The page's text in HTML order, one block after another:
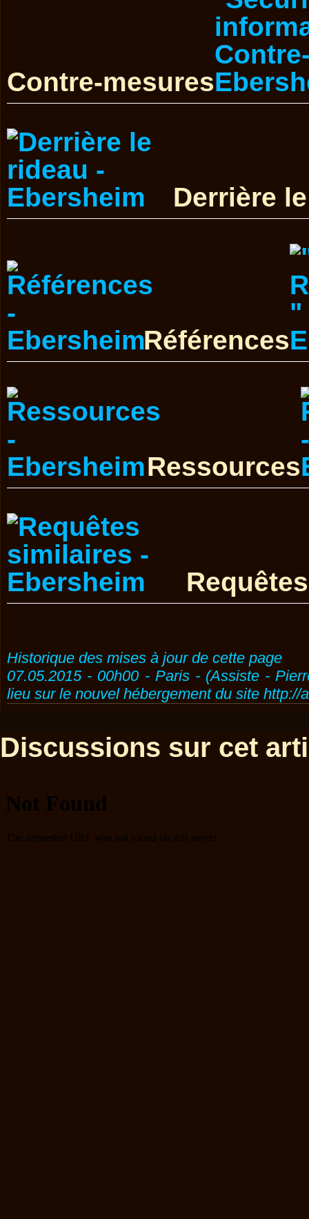
Contre-mesures
Derrière
Références
Ressources
Historique des mises à jour de cette page
07.05.2015 - 00h00 - Paris - (Assiste -
lieu sur le nouvel hébergement du site http://
Discussions sur cet